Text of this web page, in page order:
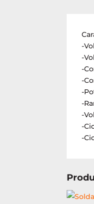
-
-
-
-
-
-
-
-
-